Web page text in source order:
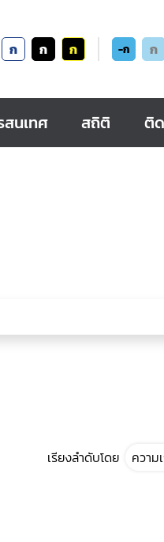
ก ก ก -ก ก
นเทศ สถิติ ติ
เรียงลำดับโดย